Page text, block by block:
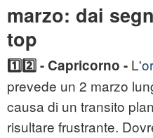
marzo: dai
top
1️⃣2️⃣ - Capricorno - L'
prevede un 2 marzo
causa di un transito
risultare frustrante.